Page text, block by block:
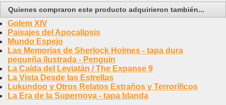
Quienes compraron este producto adquirieron también...
Golem XIV
Paisajes del Apocalipsis
Mundo Espejo
Las Memorias de Sherlock Holmes - tapa dura
pequeña ilustrada - Penguin
La Caída del Leviatán / The Expanse 9
La Vista Desde las Estrellas
Lukundoo y Otros Relatos Extraños y Terroríficos
La Era de la Supernova - tapa blanda